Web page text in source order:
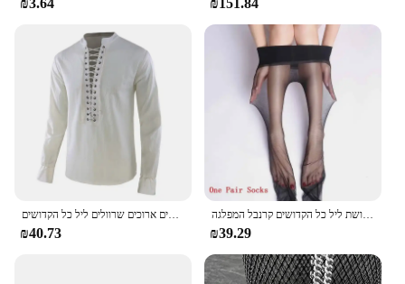
₪40.73
חג המולד סקסי פרווה למבוגרים בעלי חיים קוספליי תחפושת ליל כל הקדושים קרנבל המפלגה viking מפואר שמלה a1
₪39.29